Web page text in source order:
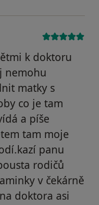
k doktoru
nemohu
matky s
co je tam
a píše
tam moje
panu
rodičů
v čekárně
doktora asi